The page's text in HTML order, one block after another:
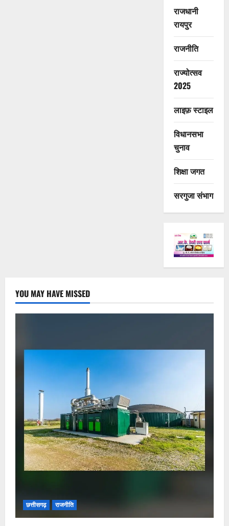
राजधानी
रायपुर
राजनीति
राज्योत्सव
2025
लाइफ़ स्टाइल
विधानसभा
चुनाव
शिक्षा जगत
सरगुजा संभाग
YOU MAY HAVE MISSED
छत्तीसगढ़ राजनीति